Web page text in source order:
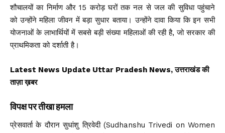
शौचालयों का निर्माण और 15 करोड़ घरों तक नल से जल की सुविधा पहुंचाने
को उन्होंने महिला जीवन में बड़ा सुधार बताया। उन्होंने दावा किया कि इन सभी
योजनाओं के लाभार्थियों में सबसे बड़ी संख्या महिलाओं की रही है, जो सरकार की
प्राथमिकता को दर्शाती है।
Latest News Update Uttar Pradesh News, उत्तराखंड की
ताज़ा ख़बर
विपक्ष पर तीखा हमला
प्रेसवार्ता के दौरान सुधांशु त्रिवेदी (Sudhanshu Trivedi on Women